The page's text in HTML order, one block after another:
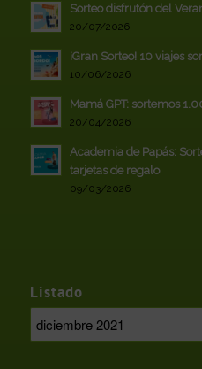
Sorteo disfrutón del
20/07/2026
¡Gran Sorteo! 10 viajes
10/06/2026
Mamá GPT: sortemos
20/04/2026
Academia de Papás:
tarjetas de regalo
09/03/2026
Listado